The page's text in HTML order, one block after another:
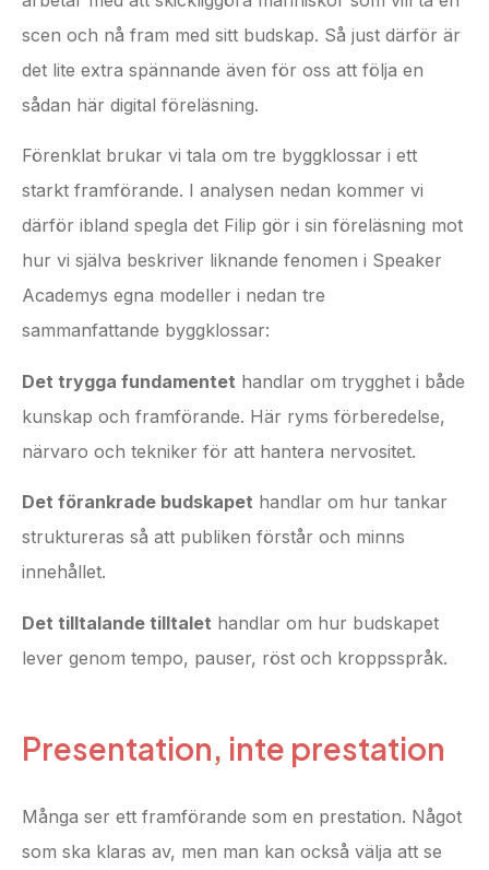
scen och nå fram med sitt budskap. Så just därför är
det lite extra spännande även för oss att följa en
sådan här digital föreläsning.
Förenklat brukar vi tala om tre byggklossar i ett
starkt framförande. I analysen nedan kommer vi
därför ibland spegla det Filip gör i sin föreläsning mot
hur vi själva beskriver liknande fenomen i Speaker
Academys egna modeller i nedan tre
sammanfattande byggklossar:
Det trygga fundamentet handlar om trygghet i både
kunskap och framförande. Här ryms förberedelse,
närvaro och tekniker för att hantera nervositet.
Det förankrade budskapet handlar om hur tankar
struktureras så att publiken förstår och minns
innehållet.
Det tilltalande tilltalet handlar om hur budskapet
lever genom tempo, pauser, röst och kroppsspråk.
Presentation, inte prestation
Många ser ett framförande som en prestation. Något
som ska klaras av, men man kan också välja att se